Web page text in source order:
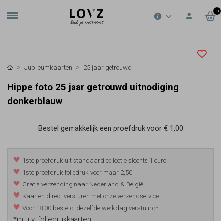
0
Jubileumkaarten 25 jaar getrouwd
Hippe foto 25 jaar getrouwd uitnodiging
donkerblauw
Bestel gemakkelijk een proefdruk voor € 1,00
1ste proefdruk uit standaard collectie slechts 1 euro
1ste proefdruk foliedruk voor maar 2,50
Gratis verzending naar Nederland & België
Kaarten direct versturen met onze verzendservice
Voor 18:00 besteld, dezelfde werkdag verstuurd*
*m.u.v. foliedrukkaarten